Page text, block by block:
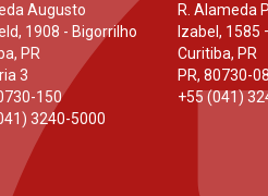
Augusto
1908 - Bigorrilho
PR
3
150
3240-5000
R. Alameda
Izabel, 1585
Curitiba, PR
PR, 80730-
+55 (041)